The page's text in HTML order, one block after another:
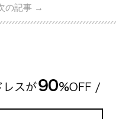
の記事 →